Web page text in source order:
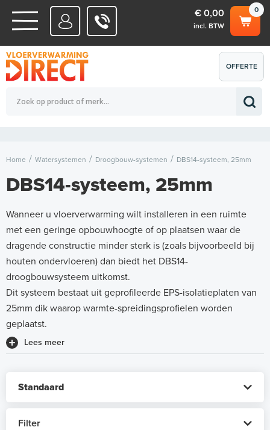
WATERSYSTEMEN
ELEKTRISCHE SYSTEMEN
0
€ 0,00
incl. BTW
Totaalbedrag (incl. BTW) € 0,00
OFFERTE
AANVRAGEN
Home Watersystemen Droogbouw-systemen DBS14-systeem, 25mm
DBS14-systeem, 25mm
Wanneer u vloerverwarming wilt installeren in een ruimte
met een geringe opbouwhoogte of op plaatsen waar de
dragende constructie minder sterk is (zoals bijvoorbeeld bij
houten ondervloeren) dan biedt het DBS14-
droogbouwsysteem uitkomst.
Dit systeem bestaat uit geprofileerde EPS-isolatieplaten van
25mm dik waarop warmte-spreidingsprofielen worden
geplaatst.
Lees meer
Filter